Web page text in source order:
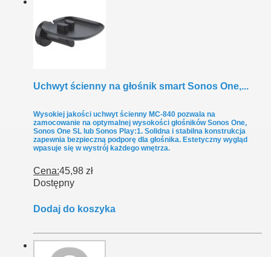
Uchwyt ścienny na głośnik smart Sonos One,...
Wysokiej jakości uchwyt ścienny MC-840 pozwala na
zamocowanie na optymalnej wysokości głośników Sonos One,
Sonos One SL lub Sonos Play:1. Solidna i stabilna konstrukcja
zapewnia bezpieczną podporę dla głośnika. Estetyczny wygląd
wpasuje się w wystrój każdego wnętrza.
Cena:45,98 zł
Dostępny
Dodaj do koszyka